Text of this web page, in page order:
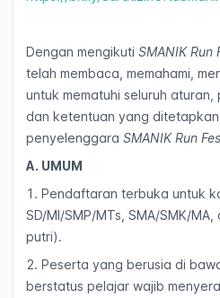
Dengan mengikuti SMANIK Run
telah membaca, memahami,
untuk mematuhi seluruh
dan ketentuan yang
penyelenggara SMANIK Run
A. UMUM
1. Pendaftaran terbuka untuk
SD/MI/SMP/MTs, SMA/SMK/
putri).
2. Peserta yang berusia di
berstatus pelajar wajib